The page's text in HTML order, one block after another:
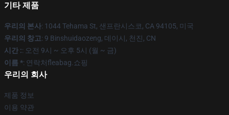
기타 제품
우리의 본사: 1044 Tehama St, 샌프란시스코, CA 94105, 미국
우리의 창고: 9 Binshuidaozeng, 데이시, 천진, CN
시간 :: 오전 9시 ~ 오후 5시 (월 ~ 금)
이름 *: 연락처fleabag.쇼핑
우리의 회사
제품 정보
이용 약관